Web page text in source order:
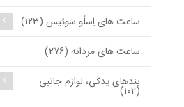
ساعت های اِسلُو سوئیس (123)
ساعت های مردانه (276)
بندهای یدکی، لوازم جانبی
(102)